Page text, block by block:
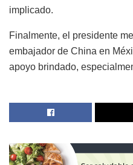
implicado.
Finalmente, el presidente
embajador de China en
apoyo brindado,